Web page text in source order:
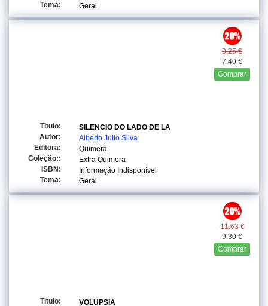
Tema:
Geral
9.25 €
7.40 €
Comprar
Titulo:
SILENCIO DO LADO DE LA
Autor:
Alberto Julio Silva
Editora:
Quimera
Coleção::
Extra Quimera
ISBN:
Informação Indisponível
Tema:
Geral
11.63 €
9.30 €
Comprar
Titulo: VOLUPSIA